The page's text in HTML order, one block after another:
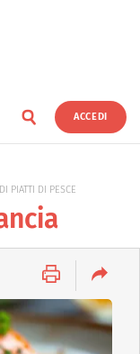
ACCEDI
PIATTI DI PESCE